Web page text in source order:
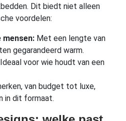
Dit biedt niet alleen
voordelen:
mensen: Met een lengte van
gegarandeerd warm.
Ideaal voor wie houdt van een
van budget tot luxe,
in dit formaat.